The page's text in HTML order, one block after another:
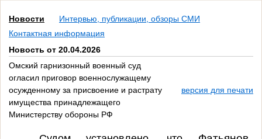
Новости
Интервью, публикации, обзоры СМИ
Контактная информация
Новость от 20.04.2026
Омский гарнизонный военный суд
огласил приговор военнослужащему
осужденному за присвоение и растрату
имущества принадлежащего
Министерству обороны РФ
версия для печати